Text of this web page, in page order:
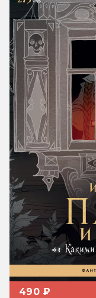
490 ₽